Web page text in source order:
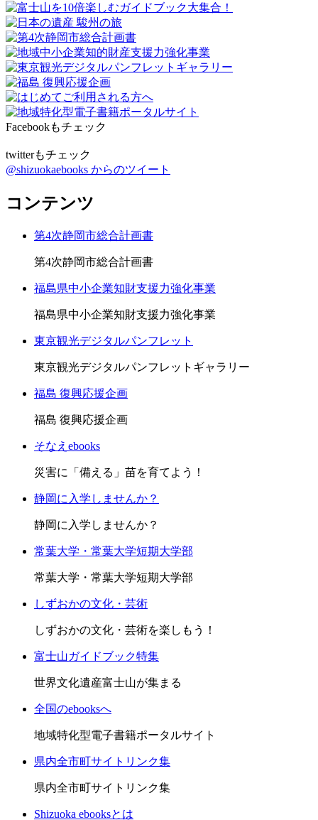
Facebookもチェック
twitterもチェック
@shizuokaebooks からのツイート
コンテンツ
第4次静岡市総合計画書
第4次静岡市総合計画書
福島県中小企業知財支援力強化事業
福島県中小企業知財支援力強化事業
東京観光デジタルパンフレット
東京観光デジタルパンフレットギャラリー
福島 復興応援企画
福島 復興応援企画
そなえebooks
災害に「備える」苗を育てよう！
静岡に入学しませんか？
静岡に入学しませんか？
常葉大学・常葉大学短期大学部
常葉大学・常葉大学短期大学部
しずおかの文化・芸術
しずおかの文化・芸術を楽しもう！
富士山ガイドブック特集
世界文化遺産富士山が集まる
全国のebooksへ
地域特化型電子書籍ポータルサイト
県内全市町サイトリンク集
県内全市町サイトリンク集
Shizuoka ebooksとは